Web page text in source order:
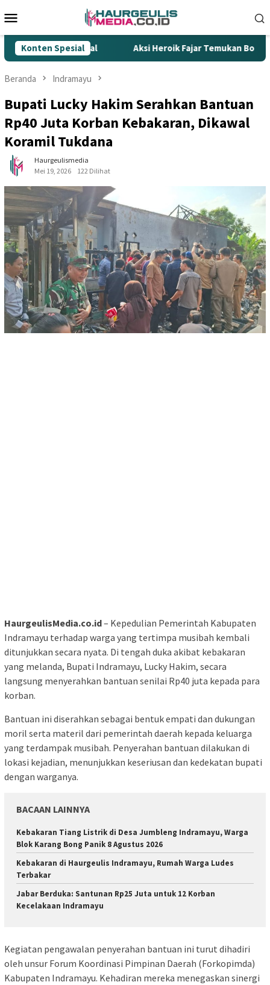
ke
Mobile
Konten Spesial
Rokok Ilegal Aksi Heroik Fajar Temukan Bocah
Beranda Indramayu
Bupati Lucky Hakim Serahkan Bantuan
Rp40 Juta Korban Kebakaran, Dikawal
Koramil Tukdana
Haurgeulismedia
Mei 19, 2026
122 Dilihat
HaurgeulisMedia.co.id– Kepedulian Pemerintah Kabupaten
Indramayu terhadap warga yang tertimpa musibah kembali
ditunjukkan secara nyata. Di tengah duka akibat kebakaran
yang melanda, Bupati Indramayu, Lucky Hakim, secara
langsung menyerahkan bantuan senilai Rp40 juta kepada para
korban.
Bantuan ini diserahkan sebagai bentuk empati dan dukungan
moril serta materil dari pemerintah daerah kepada keluarga
yang terdampak musibah. Penyerahan bantuan dilakukan di
lokasi kejadian, menunjukkan keseriusan dan kedekatan bupati
dengan warganya.
BACAAN LAINNYA
Kebakaran Tiang Listrik di Desa Jumbleng Indramayu, Warga
Blok Karang Bong Panik 8 Agustus 2026
Kebakaran di Haurgeulis Indramayu, Rumah Warga Ludes
Terbakar
Jabar Berduka: Santunan Rp25 Juta untuk 12 Korban
Kecelakaan Indramayu
Kegiatan pengawalan penyerahan bantuan ini turut dihadiri
oleh unsur Forum Koordinasi Pimpinan Daerah (Forkopimda)
Kabupaten Indramayu. Kehadiran mereka menegaskan sinergi